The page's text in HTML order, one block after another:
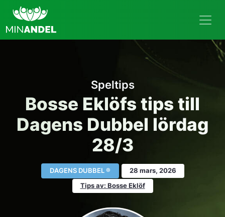
Speltips
Bosse Eklöfs tips till
Dagens Dubbel lördag
28/3
DAGENS DUBBEL ®
28 mars, 2026
Tips av: Bosse Eklöf